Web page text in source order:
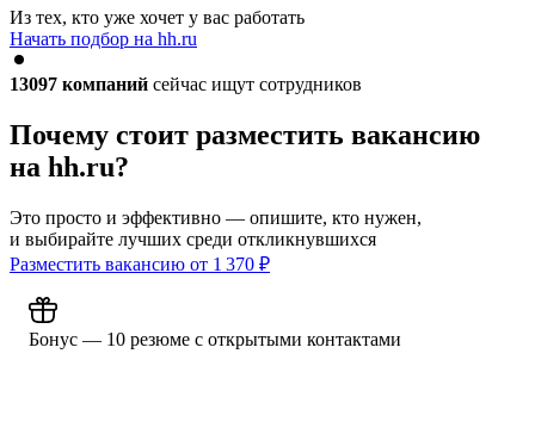
Из тех, кто уже хочет у вас работать
Начать подбор на hh.ru
13097 компаний сейчас ищут сотрудников
Почему стоит разместить вакансию
на hh.ru?
Это просто и эффективно — опишите, кто нужен,
и выбирайте лучших среди откликнувшихся
Разместить вакансию от 1 370 ₽
Бонус — 10 резюме с открытыми контактами